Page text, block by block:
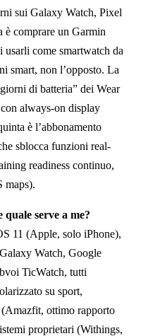
sui Galaxy Watch, Pixel
è comprare un Garmin
come smartwatch da
smart, non l’opposto. La
di batteria” dei Wear
always-on display
è l’abbonamento
sblocca funzioni real-
readiness continuo,
maps).
serve a me?
11 (Apple, solo iPhone),
Watch, Google
TicWatch, tutti
su sport,
ottimo rapporto
proprietari (Withings,